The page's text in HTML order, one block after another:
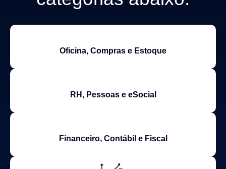
Oficina, Compras e Estoque
RH, Pessoas e eSocial
Financeiro, Contábil e Fiscal